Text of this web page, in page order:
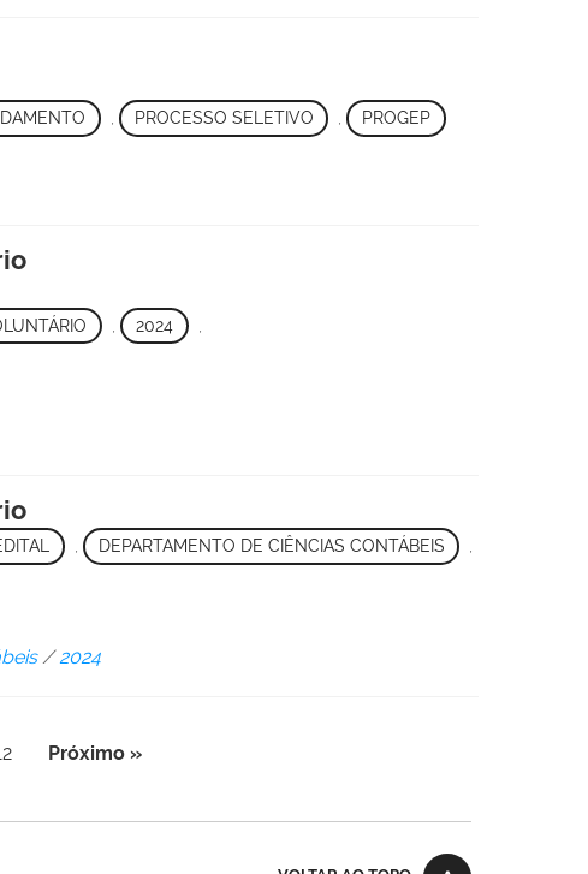
, PROCESSO SELETIVO , PROGEP
, 2024
, DEPARTAMENTO DE CIÊNCIAS CONTÁBEIS ,
/2024
Próximo »